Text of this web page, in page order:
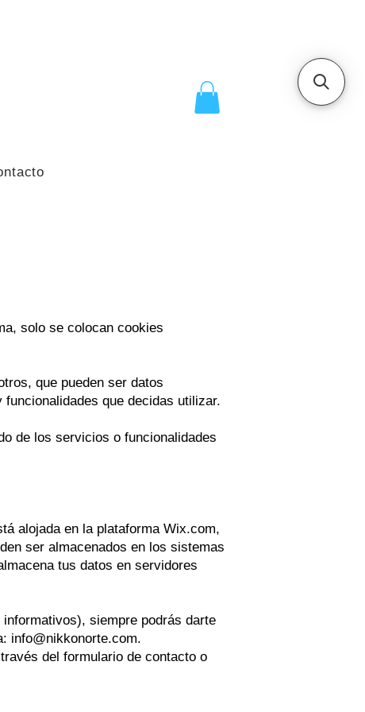
solo se colocan cookies
que pueden ser datos
que decidas utilizar.
de los servicios o funcionalidades
alojada en la plataforma Wix.com,
ser almacenados en los sistemas
tus datos en servidores
siempre podrás darte
info@nikkonorte.com.
del formulario de contacto o